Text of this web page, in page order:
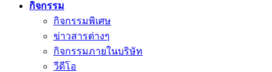
กิจกรรม
กิจกรรมพิเศษ
ข่าวสารต่างๆ
กิจกรรมภายในบริษัท
วีดีโอ